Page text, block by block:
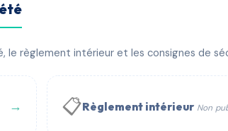
WhatsApp
règlement intérieur et les consignes de
→ 📋Règlement intérieur Non